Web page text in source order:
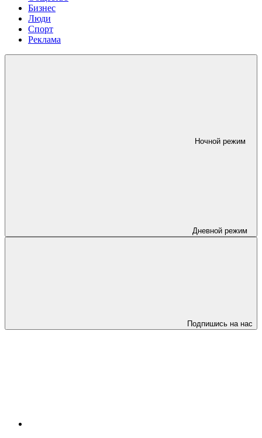
Бизнес
Люди
Спорт
Реклама
Ночной режим
Дневной режим
Подпишись на нас